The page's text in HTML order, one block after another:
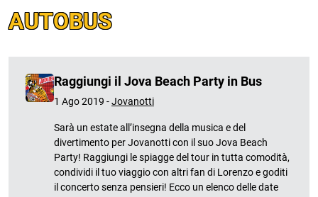
AUTOBUS
Raggiungi il Jova Beach Party in Bus
1 Ago 2019 -Jovanotti
Sarà un estate all’insegna della musica e del
divertimento per Jovanotti con il suo Jova Beach
Party! Raggiungi le spiagge del tour in tutta comodità,
condividi il tuo viaggio con altri fan di Lorenzo e goditi
il concerto senza pensieri! Ecco un elenco delle date